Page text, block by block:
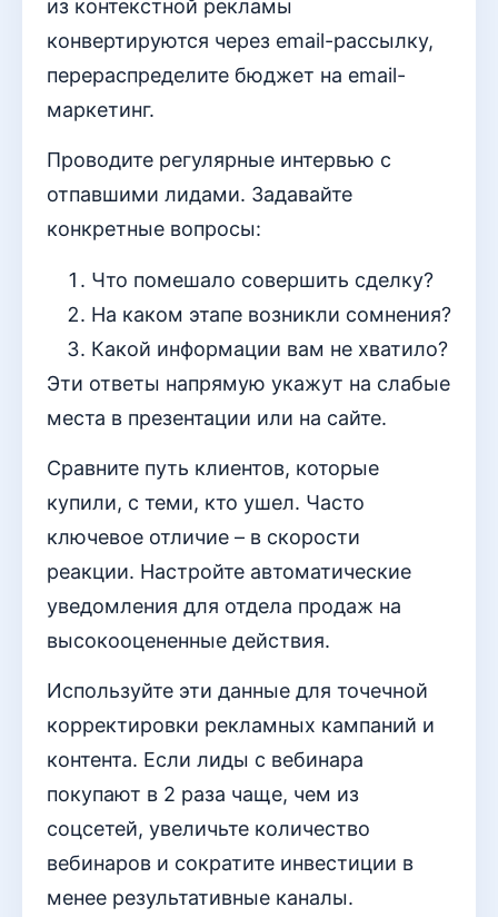
из контекстной рекламы
конвертируются через email-рассылку,
перераспределите бюджет на email-
маркетинг.
Проводите регулярные интервью с
отпавшими лидами. Задавайте
конкретные вопросы:
Что помешало совершить сделку?
На каком этапе возникли сомнения?
Какой информации вам не хватило?
Эти ответы напрямую укажут на слабые
места в презентации или на сайте.
Сравните путь клиентов, которые
купили, с теми, кто ушел. Часто
ключевое отличие – в скорости
реакции. Настройте автоматические
уведомления для отдела продаж на
высокооцененные действия.
Используйте эти данные для точечной
корректировки рекламных кампаний и
контента. Если лиды с вебинара
покупают в 2 раза чаще, чем из
соцсетей, увеличьте количество
вебинаров и сократите инвестиции в
менее результативные каналы.